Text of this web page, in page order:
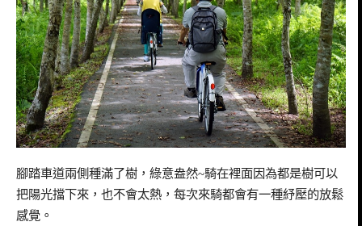
腳踏車道兩側種滿了樹，綠意盎然~騎在裡面因為都是樹可以
把陽光擋下來，也不會太熱 ，每次來騎都會有一種紓壓的放鬆
感覺。